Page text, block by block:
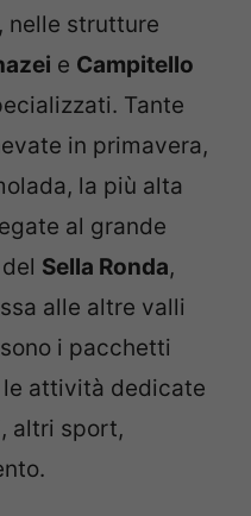
nelle strutture
e Campitello
Tante
in primavera,
la più alta
al grande
Sella Ronda,
alle altre valli
i pacchetti
attività dedicate
altri sport,